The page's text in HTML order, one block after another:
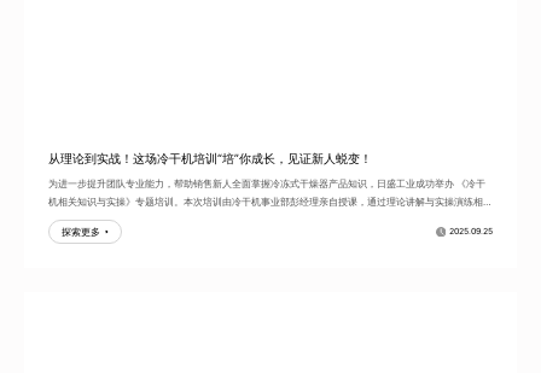
从理论到实战！这场冷干机培训“培”你成长，见证新人蜕变！
为进一步提升团队专业能力，帮助销售新人全面掌握冷冻式干燥器产品知识，日盛工业成功举办 《冷干
机相关知识与实操》专题培训。本次培训由冷干机事业部彭经理亲自授课，通过理论讲解与实操演练相结
合的方式，让参训...
探索更多
2025.09.25